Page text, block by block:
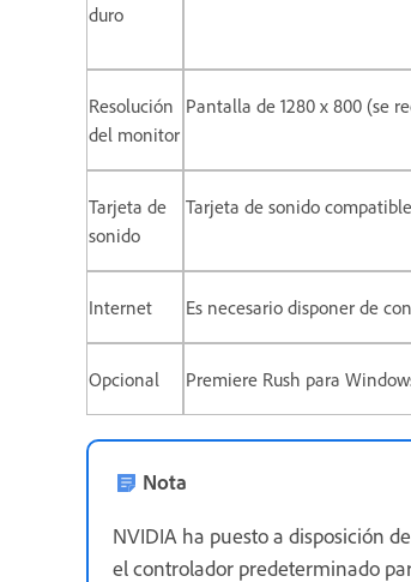
duro
Resolución
del monitor
Pantalla de 1280 x 800 (se
Tarjeta de
sonido
Tarjeta de sonido
Internet Es necesario disponer de
Opcional Premiere Rush para
Nota
NVIDIA ha puesto a disposición
el controlador predeterminado